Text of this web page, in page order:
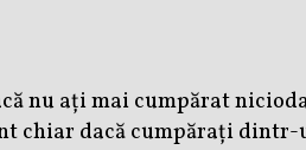
nu ați mai cumpărat
chiar dacă cumpărați